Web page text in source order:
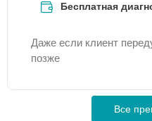
Бесплатная
Даже если клиент
позже
Все